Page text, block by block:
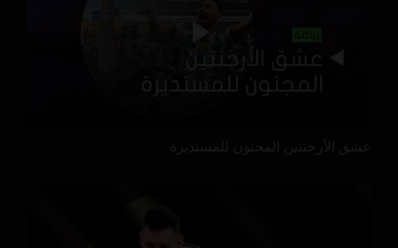
عشق الأرجنتين المجنون للمستديرة